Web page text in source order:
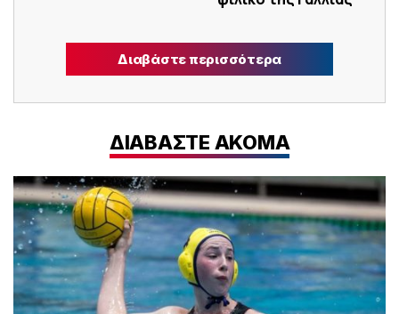
Διαβάστε περισσότερα
ΔΙΑΒΑΣΤΕ ΑΚΟΜΑ